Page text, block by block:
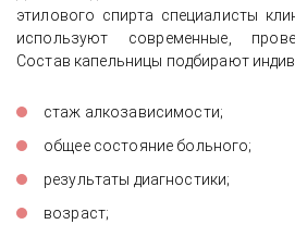
этилового спирта специалисты
используют современные,
Состав капельницы подбирают
стаж алкозависимости;
общее состояние больного;
результаты диагностики;
возраст;